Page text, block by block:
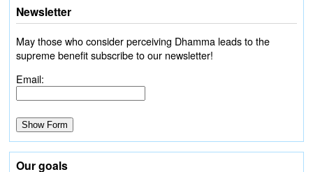
Newsletter
May those who consider perceiving Dhamma leads to the
supreme benefit subscribe to our newsletter!
Email:
Our goals